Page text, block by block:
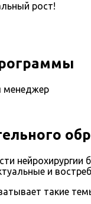
рост!
менеджер
и
такие